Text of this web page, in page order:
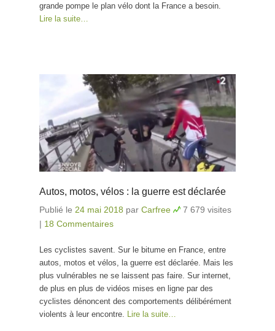
grande pompe le plan vélo dont la France a besoin.
Lire la suite…
Autos, motos, vélos : la guerre est déclarée
Publié le 24 mai 2018 par Carfree
7 679 visites
| 18 Commentaires
Les cyclistes savent. Sur le bitume en France, entre
autos, motos et vélos, la guerre est déclarée. Mais les
plus vulnérables ne se laissent pas faire. Sur internet,
de plus en plus de vidéos mises en ligne par des
cyclistes dénoncent des comportements délibérément
violents à leur encontre. Lire la suite…